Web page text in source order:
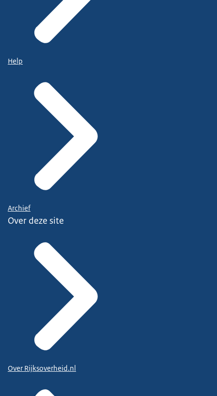
Help
Archief
Over deze site
Over Rijksoverheid.nl